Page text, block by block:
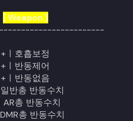
[ Weapon ]
+ㅣ호흡보정
+ㅣ반동제어
+ㅣ반동없음
반총 반동수치
AR총 반동수치
총 반동수치